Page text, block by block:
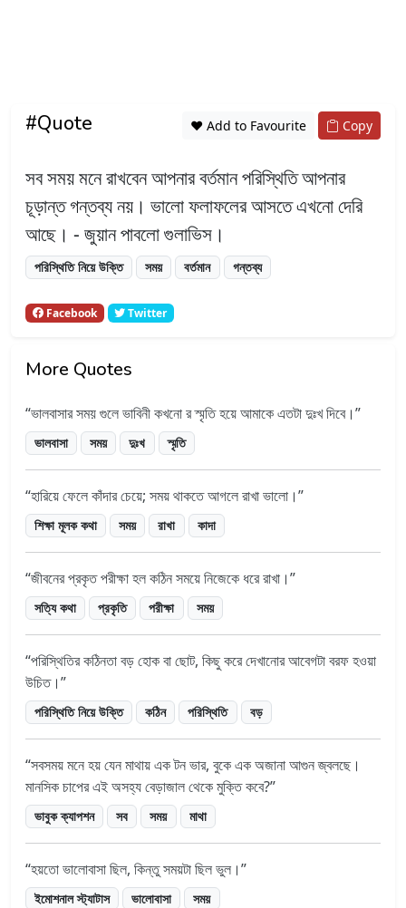
#Quote ❤️ Add to Favourite Copy
সব সময় মনে রাখবেন আপনার বর্তমান পরিস্থিতি আপনার
চূড়ান্ত গন্তব্য নয়। ভালো ফলাফলের আসতে এখনো দেরি
আছে। - জুয়ান পাবলো গুলাভিস।
পরিস্থিতি নিয়ে উক্তি সময় বর্তমান গন্তব্য
Facebook Twitter
More Quotes
ভালবাসার সময় গুলে ভাবিনী কখনো র স্মৃতি হয়ে আমাকে এতটা দুঃখ দিবে।
ভালবাসা সময় দুঃখ স্মৃতি
হারিয়ে ফেলে কাঁদার চেয়ে; সময় থাকতে আগলে রাখা ভালো।
শিক্ষা মূলক কথা সময় রাখা কাদা
জীবনের প্রকৃত পরীক্ষা হল কঠিন সময়ে নিজেকে ধরে রাখা।
সত্যি কথা প্রকৃতি পরীক্ষা সময়
পরিস্থিতির কঠিনতা বড় হোক বা ছোট, কিছু করে দেখানোর আবেগটা বরফ হওয়া
উচিত।
পরিস্থিতি নিয়ে উক্তি কঠিন পরিস্থিতি বড়
সবসময় মনে হয় যেন মাথায় এক টন ভার, বুকে এক অজানা আগুন জ্বলছে।
মানসিক চাপের এই অসহ্য বেড়াজাল থেকে মুক্তি কবে?
ভাবুক ক্যাপশন সব সময় মাথা
হয়তো ভালোবাসা ছিল, কিন্তু সময়টা ছিল ভুল।
ইমোশনাল স্ট্যাটাস ভালোবাসা সময়